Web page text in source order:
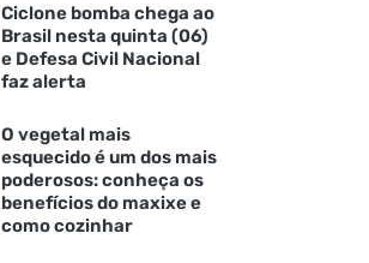
Ciclone bomba chega ao
Brasil nesta quinta (06)
e Defesa Civil Nacional
faz alerta
O vegetal mais
esquecido é um dos mais
poderosos: conheça os
benefícios do maxixe e
como cozinhar